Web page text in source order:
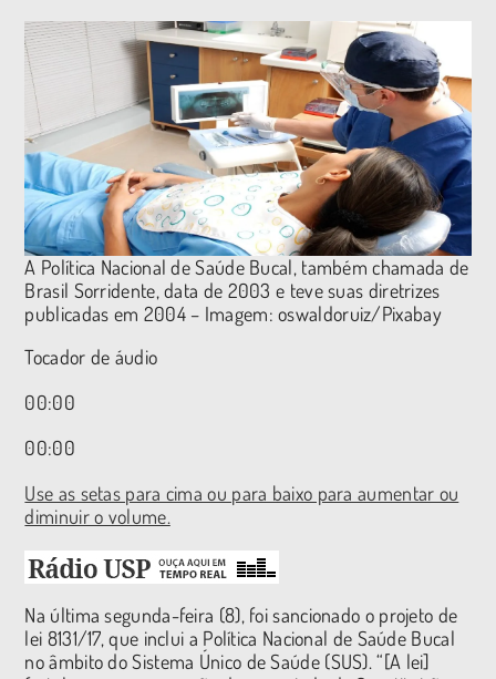
A Política Nacional de Saúde Bucal, também chamada de
Brasil Sorridente, data de 2003 e teve suas diretrizes
publicadas em 2004 – Imagem: oswaldoruiz/Pixabay
Tocador de áudio
00:00
00:00
Use as setas para cima ou para baixo para aumentar ou
diminuir o volume.
Na última segunda-feira (8), foi sancionado o projeto de
lei 8131/17, que inclui a Política Nacional de Saúde Bucal
no âmbito do Sistema Único de Saúde (SUS). “[A lei]